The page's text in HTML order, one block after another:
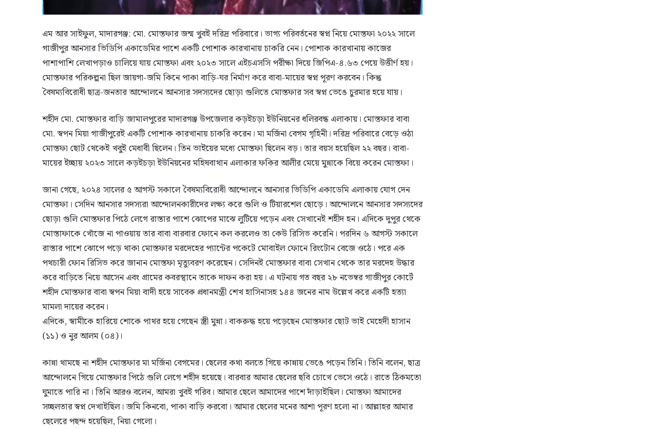
এম আর সাইফুল, মাদারগঞ্জ: মো. মোস্তফার জন্ম খুবই দরিদ্র পরিবারে। ভাগ্য পরিবর্তনের স্বপ্ন নিয়ে মোস্তফা ২০২২ সালে
গাজীপুর আনসার ভিডিপি একাডেমির পাশে একটি পোশাক কারখানায় চাকরি নেন। পোশাক কারখানায় কাজের
পাশাপাশি লেখাপড়াও চালিয়ে যায় মোস্তফা এবং ২০২৩ সালে এইচএসসি পরীক্ষা দিয়ে জিপিএ-৪.৬৩ পেয়ে উত্তীর্ণ হয়।
মোস্তফার পরিকল্পনা ছিল জায়গা-জমি কিনে পাকা বাড়ি-ঘর নির্মাণ করে বাবা-মায়ের স্বপ্ন পূরণ করবেন। কিন্তু
বৈষম্যবিরোধী ছাত্র-জনতার আন্দোলনে আনসার সদস্যদের ছোড়া গুলিতে মোস্তফার সব স্বপ্ন ভেঙে চুরমার হয়ে যায়।
শহীদ মো. মোস্তফার বাড়ি জামালপুরের মাদারগঞ্জ উপজেলার কড়ইচড়া ইউনিয়নের ধলিরবন্ধ এলাকায়। মোস্তফার বাবা
মো. স্বপন মিয়া গাজীপুরেই একটি পোশাক কারখানায় চাকরি করেন। মা মর্জিনা বেগম গৃহিনী। দরিদ্র পরিবারে বেড়ে ওঠা
মোস্তফা ছোট থেকেই খবুই মেধাবী ছিলেন। তিন ভাইয়ের মধ্যে মোস্তফা ছিলেন বড়। তার বয়স হয়েছিল ২২ বছর। বাবা-
মায়ের ইচ্ছায় ২০২৩ সালে কড়ইচড়া ইউনিয়নের মহিষবাথান এলাকার ফকির আলীর মেয়ে মুন্নাকে বিয়ে করেন মোস্তফা।
জানা গেছে, ২০২৪ সালের ৫ আগস্ট সকালে বৈষম্যবিরোধী আন্দোলনে আনসার ভিডিপি একাডেমি এলাকায় যোগ দেন
মোস্তফা। সেদিন আনসার সদস্যরা আন্দোলনকারীদের লক্ষ্য করে গুলি ও টিয়ারশেল ছোড়ে। আন্দোলনে আনসার সদস্যদের
ছোড়া গুলি মোস্তফার পিঠে লেগে রাস্তার পাশে ঝোপের মাঝে লুটিয়ে পড়েন এবং সেখানেই শহীদ হন। এদিকে দুপুর থেকে
মোস্তাফাকে খোঁজে না পাওয়ায় তার বাবা বারবার ফোনে কল করলেও তা কেউ রিসিভ করেনি। পরদিন ৬ আগস্ট সকালে
রাস্তার পাশে ঝোপে পড়ে থাকা মোস্তফার মরদেহের প্যান্টের পকেটে মোবাইল ফোনে রিংটোন বেজে ওঠে। পরে এক
পথচারী ফোন রিসিভ করে জানান মোস্তফা মৃত্যুবরণ করেছেন। সেদিনই মোস্তফার বাবা সেখান থেকে তার মরদেহ উদ্ধার
করে বাড়িতে নিয়ে আসেন এবং গ্রামের কবরস্থানে তাকে দাফন করা হয়। এ ঘটনায় গত বছর ২৮ নভেম্বর গাজীপুর কোর্টে
শহীদ মোস্তফার বাবা স্বপন মিয়া বাদী হয়ে সাবেক প্রধানমন্ত্রী শেখ হাসিনাসহ ১৪৪ জনের নাম উল্লেখ করে একটি হত্যা
মামলা দায়ের করেন।
এদিকে, স্বামীকে হারিয়ে শোকে পাথর হয়ে গেছেন স্ত্রী মুন্না। বাকরুদ্ধ হয়ে পড়েছেন মোস্তফার ছোট ভাই মেহেদী হাসান
(১১) ও নুর আলম (০৪)।
কান্না থামছে না শহীদ মোস্তফার মা মর্জিনা বেগমের। ছেলের কথা বলতে গিয়ে কান্নায় ভেঙে পড়েন তিনি। তিনি বলেন, ছাত্র
আন্দোলনে গিয়ে মোস্তফার পিঠে গুলি লেগে শহীদ হয়েছে। বারবার আমার ছেলের ছবি চোখে ভেসে ওঠে। রাতে ঠিকমতো
ঘুমাতে পারি না। তিনি আরও বলেন, আমরা খুবই গরিব। আমার ছেলে আমাদের পাশে দাঁড়াইছিল। মোস্তফা আমাদের
সচ্ছলতার স্বপ্ন দেখাইছিল। জমি কিনবো, পাকা বাড়ি করবো। আমার ছেলের মনের আশা পূরণ হলো না। আল্লাহর আমার
ছেলেরে পছন্দ হয়েছিল, নিয়া গেলো।